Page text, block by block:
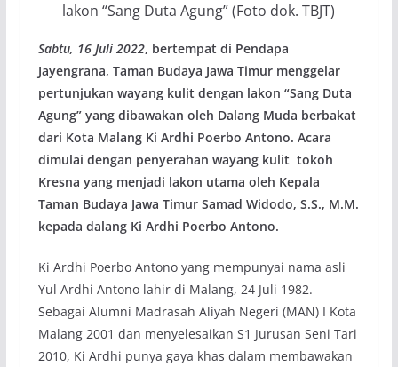
lakon “Sang Duta Agung” (Foto dok. TBJT)
Sabtu, 16 Juli 2022, bertempat di Pendapa
Jayengrana, Taman Budaya Jawa Timur menggelar
pertunjukan wayang kulit dengan lakon “Sang Duta
Agung” yang dibawakan oleh Dalang Muda berbakat
dari Kota Malang Ki Ardhi Poerbo Antono. Acara
dimulai dengan penyerahan wayang kulit tokoh
Kresna yang menjadi lakon utama oleh Kepala
Taman Budaya Jawa Timur Samad Widodo, S.S., M.M.
kepada dalang Ki Ardhi Poerbo Antono.
Ki Ardhi Poerbo Antono yang mempunyai nama asli
Yul Ardhi Antono lahir di Malang, 24 Juli 1982.
Sebagai Alumni Madrasah Aliyah Negeri (MAN) I Kota
Malang 2001 dan menyelesaikan S1 Jurusan Seni Tari
2010, Ki Ardhi punya gaya khas dalam membawakan